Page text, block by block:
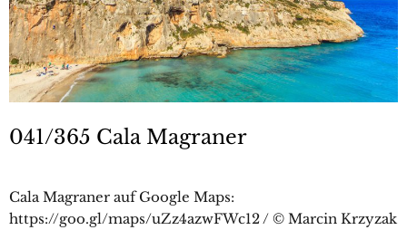
041/365 Cala Magraner
Cala Magraner auf Google Maps:
https://goo.gl/maps/uZz4azwFWc12 / © Marcin Krzyzak